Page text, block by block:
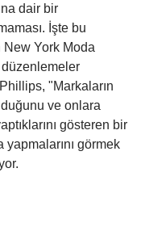
dair bir
İşte bu
York Moda
"Markaların
ve onlara
gösteren bir
görmek